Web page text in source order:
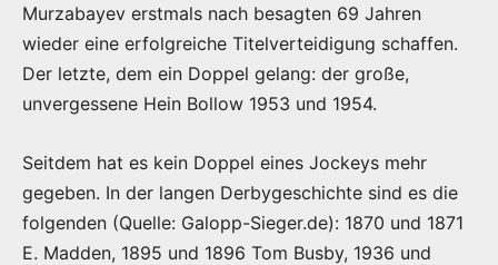
Murzabayev erstmals nach besagten 69 Jahren
wieder eine erfolgreiche Titelverteidigung schaffen.
Der letzte, dem ein Doppel gelang: der große,
unvergessene Hein Bollow 1953 und 1954.
Seitdem hat es kein Doppel eines Jockeys mehr
gegeben. In der langen Derbygeschichte sind es die
folgenden (Quelle: Galopp-Sieger.de): 1870 und 1871
E. Madden, 1895 und 1896 Tom Busby, 1936 und